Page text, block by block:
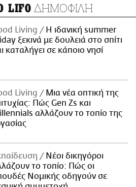
LIFO ΔΗΜΟΦΙΛΗ
Living
Η ιδανική summer
ξεκινά με δουλειά στο σπίτι
καταλήγει σε κάποιο νησί
Living
Μια νέα οπτική της
Πώς Gen Zs και
αλλάζουν το τοπίο της
Νέοι δικηγόροι
το τοπίο: Πώς οι
Νομικής οδηγούν σε